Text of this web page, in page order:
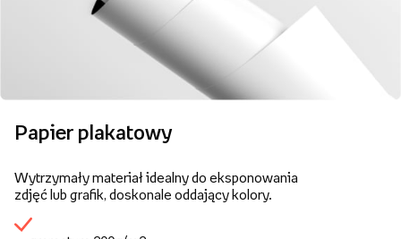
Papier plakatowy
Wytrzymały materiał idealny do eksponowania
zdjęć lub grafik, doskonale oddający kolory.